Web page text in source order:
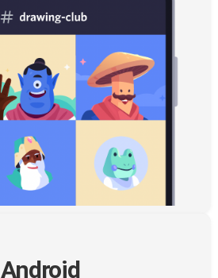
Android